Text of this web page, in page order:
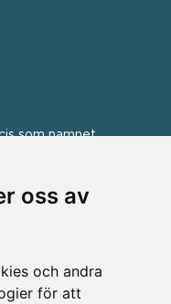
oss av
och andra
för att
som namnet
har idag en stor
med hög
varit ett av
▪ Caps Me ▪